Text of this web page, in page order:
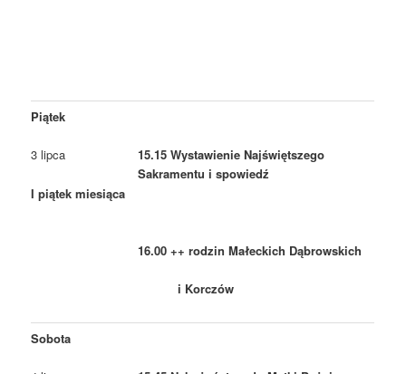
Piątek
3 lipca
I piątek miesiąca
15.15 Wystawienie Najświętszego
Sakramentu i spowiedź
16.00 ++ rodzin Małeckich Dąbrowskich
i Korczów
Sobota